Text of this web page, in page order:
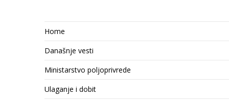
Home
Današnje vesti
Ministarstvo poljoprivrede
Ulaganje i dobit